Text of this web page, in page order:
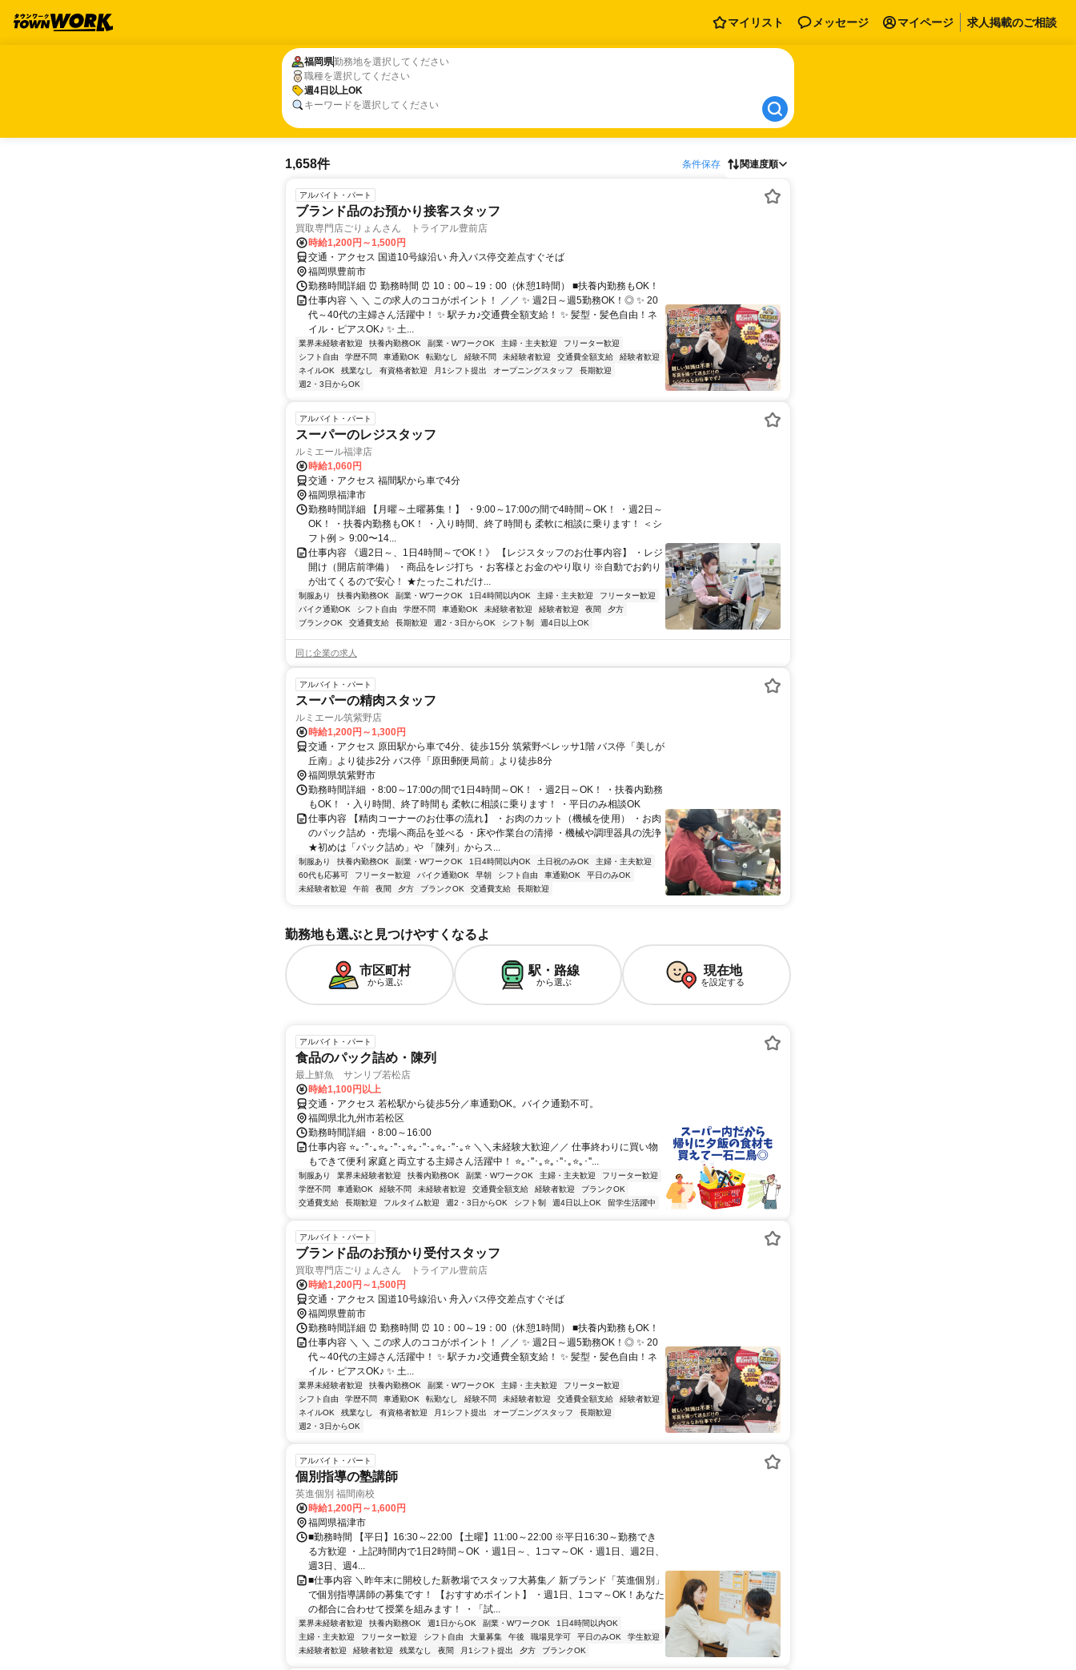
マイリスト メッセージ マイページ 求人掲載のご相談
福岡県勤務地を選択してください
職種を選択してください
週4日以上OK
キーワードを選択してください
福岡県
週4日以上OK
1,658件 条件保存 関連度順
アルバイト・パート
ブランド品のお預かり接客スタッフ
買取専門店ごりょんさん トライアル豊前店
時給1,200円～1,500円
交通・アクセス 国道10号線沿い 舟入バス停交差点すぐそば
福岡県豊前市
勤務時間詳細 ⏰ 勤務時間 ⏰ 10：00～19：00（休憩1時間） ■扶養内勤務もOK！
仕事内容 ＼ ＼ この求人のココがポイント！ ／／ ✨ 週2日～週5勤務OK！◎ ✨ 20
代～40代の主婦さん活躍中！ ✨ 駅チカ♪交通費全額支給！ ✨ 髪型・髪色自由！ネ
イル・ピアスOK♪ ✨ 土...
業界未経験者歓迎 扶養内勤務OK 副業・WワークOK 主婦・主夫歓迎
フリーター歓迎
シフト自由
学歴不問 車通勤OK 転勤なし 経験不問 未経験者歓迎 交通費全額支給
経験者歓迎
ネイルOK
残業なし 有資格者歓迎 月1シフト提出 オープニングスタッフ
長期歓迎
週2・3日からOK
アルバイト・パート
スーパーのレジスタッフ
ルミエール福津店
時給1,060円
交通・アクセス 福間駅から車で4分
福岡県福津市
勤務時間詳細 【月曜～土曜募集！】 ・9:00～17:00の間で4時間～OK！ ・週2日～
OK！ ・扶養内勤務もOK！ ・入り時間、終了時間も 柔軟に相談に乗ります！ ＜シ
フト例＞ 9:00〜14...
仕事内容 《週2日～、1日4時間～でOK！》 【レジスタッフのお仕事内容】 ・レジ
開け（開店前準備） ・商品をレジ打ち ・お客様とお金のやり取り ※自動でお釣り
が出てくるので安心！ ★たったこれだけ...
制服あり 扶養内勤務OK 副業・WワークOK 1日4時間以内OK 主婦・主夫歓迎
フリーター歓迎
バイク通勤OK
シフト自由 学歴不問 車通勤OK 未経験者歓迎 経験者歓迎 夜間
夕方
ブランクOK
交通費支給 長期歓迎 週2・3日からOK シフト制 週4日以上OK
同じ企業の求人
アルバイト・パート
スーパーの精肉スタッフ
ルミエール筑紫野店
時給1,200円～1,300円
交通・アクセス 原田駅から車で4分、徒歩15分 筑紫野ベレッサ1階 バス停「美しが
丘南」より徒歩2分 バス停「原田郵便局前」より徒歩8分
福岡県筑紫野市
勤務時間詳細 ・8:00～17:00の間で1日4時間～OK！ ・週2日～OK！ ・扶養内勤務
もOK！ ・入り時間、終了時間も 柔軟に相談に乗ります！ ・平日のみ相談OK
仕事内容 【精肉コーナーのお仕事の流れ】 ・お肉のカット（機械を使用） ・お肉
のパック詰め ・売場へ商品を並べる ・床や作業台の清掃 ・機械や調理器具の洗浄
★初めは「パック詰め」や 「陳列」からス...
制服あり 扶養内勤務OK 副業・WワークOK 1日4時間以内OK 土日祝のみOK
主婦・主夫歓迎
60代も応募可
フリーター歓迎 バイク通勤OK 早朝 シフト自由 車通勤OK
平日のみOK
未経験者歓迎
午前 夜間 夕方 ブランクOK 交通費支給 長期歓迎
勤務地も選ぶと見つけやすくなるよ
市区町村
から選ぶ
駅・路線
から選ぶ
現在地
を設定する
アルバイト・パート
食品のパック詰め・陳列
最上鮮魚 サンリブ若松店
時給1,100円以上
交通・アクセス 若松駅から徒歩5分／車通勤OK。バイク通勤不可。
福岡県北九州市若松区
勤務時間詳細 ・8:00～16:00
仕事内容 ⭐｡･''･｡⭐｡･''･｡⭐｡･''･｡⭐｡･''･｡⭐ ＼＼未経験大歓迎／／ 仕事終わりに買い物
もできて便利 家庭と両立する主婦さん活躍中！ ⭐｡･''･｡⭐｡･''･｡⭐｡･''...
制服あり 業界未経験者歓迎 扶養内勤務OK 副業・WワークOK 主婦・主夫歓迎
フリーター歓迎
学歴不問
車通勤OK 経験不問 未経験者歓迎 交通費全額支給 経験者歓迎
ブランクOK
交通費支給
長期歓迎 フルタイム歓迎 週2・3日からOK シフト制 週4日以上OK 留学生活躍中
アルバイト・パート
ブランド品のお預かり受付スタッフ
買取専門店ごりょんさん トライアル豊前店
時給1,200円～1,500円
交通・アクセス 国道10号線沿い 舟入バス停交差点すぐそば
福岡県豊前市
勤務時間詳細 ⏰ 勤務時間 ⏰ 10：00～19：00（休憩1時間） ■扶養内勤務もOK！
仕事内容 ＼ ＼ この求人のココがポイント！ ／／ ✨ 週2日～週5勤務OK！◎ ✨ 20
代～40代の主婦さん活躍中！ ✨ 駅チカ♪交通費全額支給！ ✨ 髪型・髪色自由！ネ
イル・ピアスOK♪ ✨ 土...
業界未経験者歓迎 扶養内勤務OK 副業・WワークOK 主婦・主夫歓迎
フリーター歓迎
シフト自由
学歴不問 車通勤OK 転勤なし 経験不問 未経験者歓迎 交通費全額支給
経験者歓迎
ネイルOK
残業なし 有資格者歓迎 月1シフト提出 オープニングスタッフ
長期歓迎
週2・3日からOK
アルバイト・パート
個別指導の塾講師
英進個別 福間南校
時給1,200円～1,600円
福岡県福津市
■勤務時間 【平日】16:30～22:00 【土曜】11:00～22:00 ※平日16:30～勤務でき
る方歓迎 ・上記時間内で1日2時間～OK ・週1日～、1コマ～OK ・週1日、週2日、
週3日、週4...
■仕事内容 ＼昨年末に開校した新教場でスタッフ大募集／ 新ブランド「英進個別」
で個別指導講師の募集です！ 【おすすめポイント】 ・週1日、1コマ～OK！あなた
の都合に合わせて授業を組みます！ ・「試...
業界未経験者歓迎 扶養内勤務OK 週1日からOK 副業・WワークOK
1日4時間以内OK
主婦・主夫歓迎
フリーター歓迎 シフト自由 大量募集 午後 職場見学可 平日のみOK
学生歓迎
未経験者歓迎
経験者歓迎 残業なし 夜間 月1シフト提出 夕方 ブランクOK